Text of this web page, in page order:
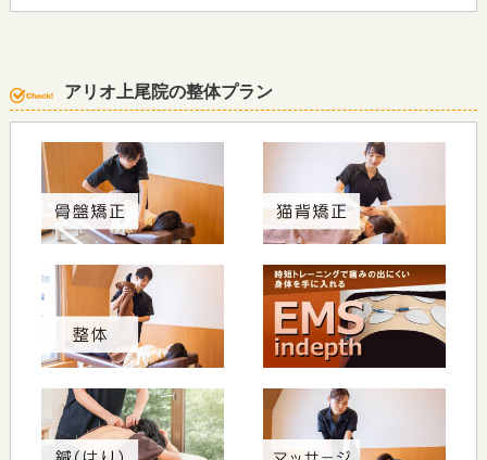
アリオ上尾院の整体プラン